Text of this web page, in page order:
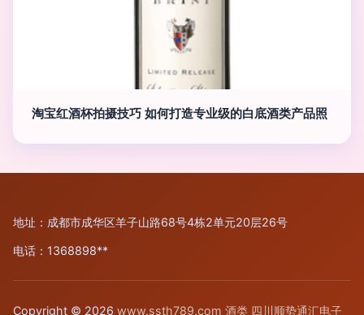
淘宝红酒杯拍摄技巧 如何打造专业级的白底酒类产品照
地址：成都市成华区羊子山路68号4栋2单元20层26号
电话：1368898**
Copyright © 2026 www.ssth789.com 酒类 四川顺势通汇电子